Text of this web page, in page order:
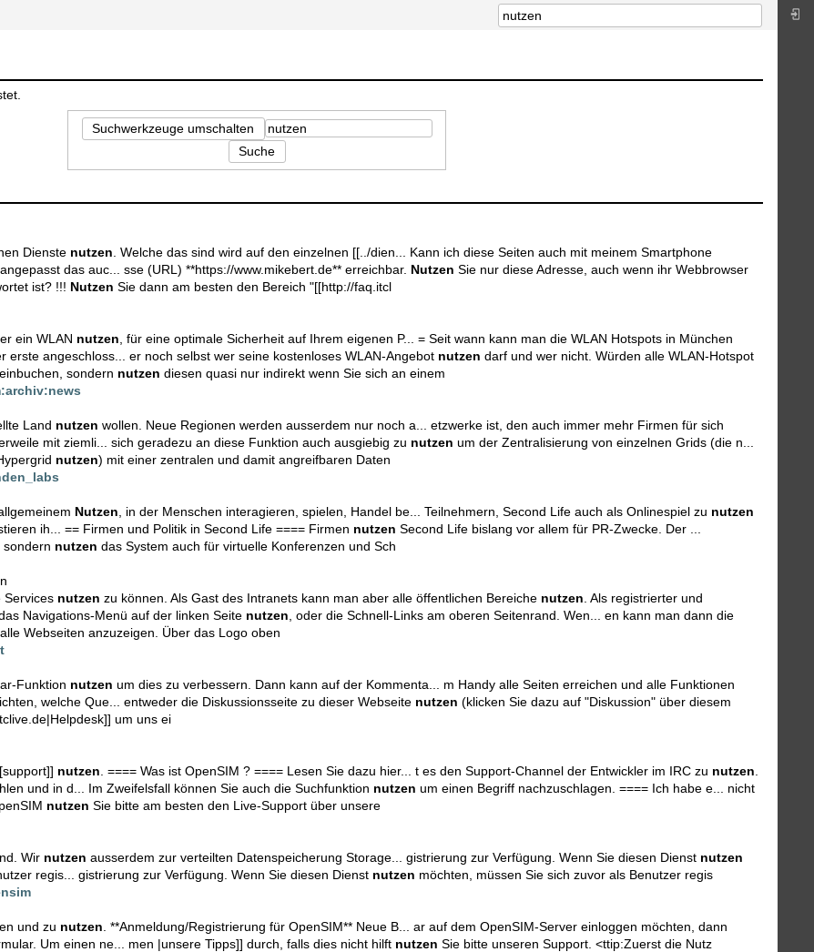
Suchwerkzeuge umschalten
Suche
Dienste nutzen . Welche das sind wird auf den einzelnen [[../dien... Kann ich diese Seiten auch mit meinem Smartphone
das auc... sse (URL) **https://www.mikebert.de** erreichbar. Nutzen Sie nur diese Adresse, auch wenn ihr Webbrowser
ist? !!! Nutzen Sie dann am besten den Bereich "[[http://faq.itcl
ein WLAN nutzen , für eine optimale Sicherheit auf Ihrem eigenen P... = Seit wann kann man die WLAN Hotspots in München
erste angeschloss... er noch selbst wer seine kostenloses WLAN-Angebot nutzen darf und wer nicht. Würden alle WLAN-Hotspot
sondern nutzen diesen quasi nur indirekt wenn Sie sich an einem
Land nutzen wollen. Neue Regionen werden ausserdem nur noch a... etzwerke ist, den auch immer mehr Firmen für sich
mit ziemli... sich geradezu an diese Funktion auch ausgiebig zu nutzen um der Zentralisierung von einzelnen Grids (die n...
nutzen) mit einer zentralen und damit angreifbaren Daten
Nutzen , in der Menschen interagieren, spielen, Handel be... Teilnehmern, Second Life auch als Onlinespiel zu nutzen
ih... == Firmen und Politik in Second Life ==== Firmen nutzen Second Life bislang vor allem für PR-Zwecke. Der ...
sondern nutzen das System auch für virtuelle Konferenzen und Sch
Services nutzen zu können. Als Gast des Intranets kann man aber alle öffentlichen Bereiche nutzen . Als registrierter und
Navigations-Menü auf der linken Seite nutzen , oder die Schnell-Links am oberen Seitenrand. Wen... en kann man dann die
Webseiten anzuzeigen. Über das Logo oben
Funktion nutzen um dies zu verbessern. Dann kann auf der Kommenta... m Handy alle Seiten erreichen und alle Funktionen
welche Que... entweder die Diskussionsseite zu dieser Webseite nutzen (klicken Sie dazu auf "Diskussion" über diesem
um uns ei
nutzen . ==== Was ist OpenSIM ? ==== Lesen Sie dazu hier... t es den Support-Channel der Entwickler im IRC zu nutzen
und in d... Im Zweifelsfall können Sie auch die Suchfunktion nutzen um einen Begriff nachzuschlagen. ==== Ich habe e... nicht
nutzen Sie bitte am besten den Live-Support über unsere
Wir nutzen ausserdem zur verteilten Datenspeicherung Storage... gistrierung zur Verfügung. Wenn Sie diesen Dienst nutzen
regis... gistrierung zur Verfügung. Wenn Sie diesen Dienst nutzen möchten, müssen Sie sich zuvor als Benutzer regis
und zu nutzen . **Anmeldung/Registrierung für OpenSIM** Neue B... ar auf dem OpenSIM-Server einloggen möchten, dann
Um einen ne... men |unsere Tipps]] durch, falls dies nicht hilft nutzen Sie bitte unseren Support. <ttip:Zuerst die Nutz